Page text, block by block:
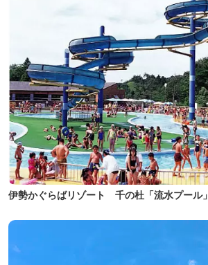
伊勢かぐらばリゾート 千の杜「流水プール」